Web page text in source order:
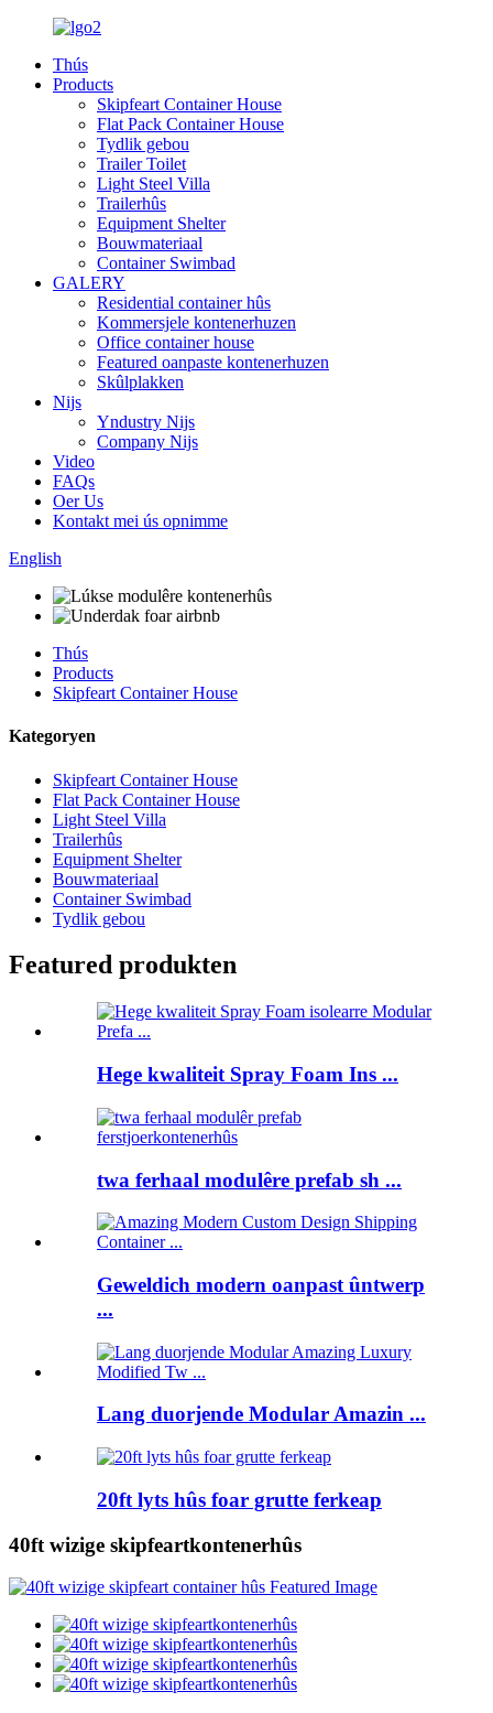
Thús
Products
Skipfeart Container House
Flat Pack Container House
Tydlik gebou
Trailer Toilet
Light Steel Villa
Trailerhûs
Equipment Shelter
Bouwmateriaal
Container Swimbad
GALERY
Residential container hûs
Kommersjele kontenerhuzen
Office container house
Featured oanpaste kontenerhuzen
Skûlplakken
Nijs
Yndustry Nijs
Company Nijs
Video
FAQs
Oer Us
Kontakt mei ús opnimme
English
Thús
Products
Skipfeart Container House
Kategoryen
Skipfeart Container House
Flat Pack Container House
Light Steel Villa
Trailerhûs
Equipment Shelter
Bouwmateriaal
Container Swimbad
Tydlik gebou
Featured produkten
Hege kwaliteit Spray Foam Ins ...
twa ferhaal modulêre prefab sh ...
Geweldich modern oanpast ûntwerp
...
Lang duorjende Modular Amazin ...
20ft lyts hûs foar grutte ferkeap
40ft wizige skipfeartkontenerhûs